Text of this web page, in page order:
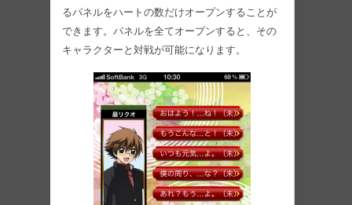
るパネルをハートの数だけオープンすることが
できます。パネルを全てオープンすると、その
キャラクターと対戦が可能になります。